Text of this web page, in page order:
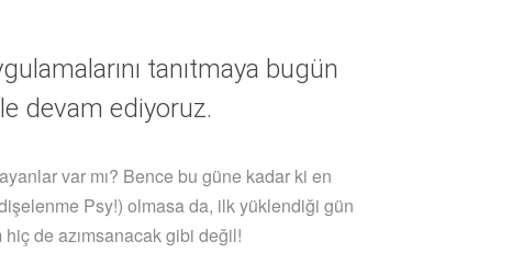
tanıtmaya bugün
devam ediyoruz.
var mı? Bence bu güne kadar ki en
Psy!) olmasa da, ilk yüklendiği gün
de azımsanacak gibi değil!